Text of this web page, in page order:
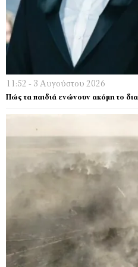
11:52 - 3 Αυγούστου 2026
Πώς τα παιδιά ενώνουν ακόμη το